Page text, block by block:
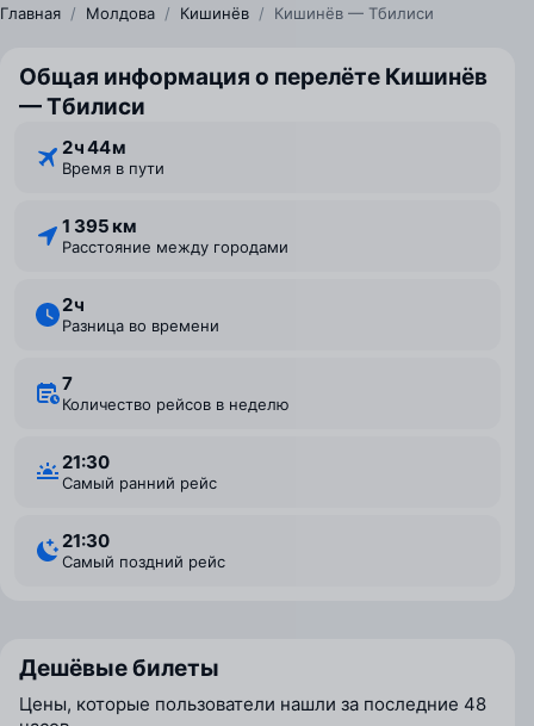
Главная / Молдова / Кишинёв / Кишинёв — Тбилиси
Общая информация о перелёте Кишинёв
— Тбилиси
2 ⁠ч 44 ⁠м
Время в пути
1 395 км
Расстояние между городами
2 ⁠ч
Разница во времени
7
Количество рейсов в неделю
21:30
Самый ранний рейс
21:30
Самый поздний рейс
Дешёвые билеты
Цены, которые пользователи нашли за последние 48